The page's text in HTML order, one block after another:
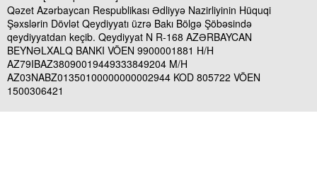
Qəzet Azərbaycan Respublikası Ədliyyə Nazirliyinin Hüquqi
Şəxslərin Dövlət Qeydiyyatı üzrə Bakı Bölgə Şöbəsində
qeydiyyatdan keçib. Qeydiyyat N R-168 AZƏRBAYCAN
BEYNƏLXALQ BANKI VÖEN 9900001881 H/H
AZ79IBAZ38090019449333849204 M/H
AZ03NABZ01350100000000002944 KOD 805722 VÖEN
1500306421